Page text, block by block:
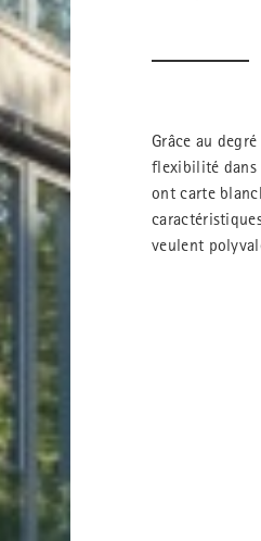
Grâce au
flexibilité dans
ont carte
veulent